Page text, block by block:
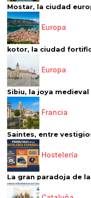
Mostar, la ciudad
Europa
kotor, la ciudad
Europa
Sibiu, la joya
Francia
Saintes, entre
Hostelería
La gran paradoja de